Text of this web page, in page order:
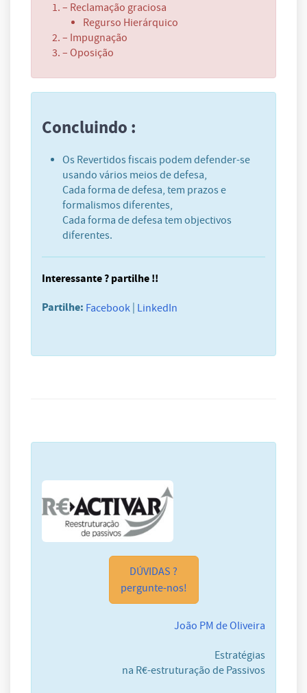
– Reclamação graciosa
Regurso Hierárquico
– Impugnação
– Oposição
Concluindo :
Os Revertidos fiscais podem defender-se
usando vários meios de defesa,
Cada forma de defesa, tem prazos e
formalismos diferentes,
Cada forma de defesa tem objectivos
diferentes.
Interessante ? partilhe !!
Partilhe: Facebook LinkedIn
DÚVIDAS ?
pergunte-nos!
João PM de Oliveira
Estratégias
na R€-estruturação de Passivos